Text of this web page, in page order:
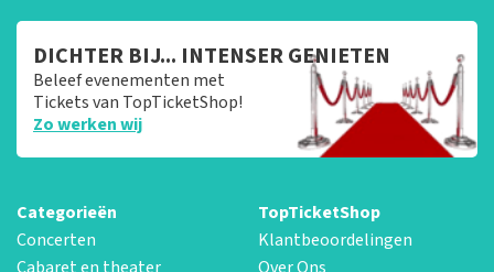
DICHTER BIJ... INTENSER GENIETEN
Beleef evenementen met
Tickets van TopTicketShop!
Zo werken wij
Categorieën
Concerten
TopTicketShop
Klantbeoordelingen